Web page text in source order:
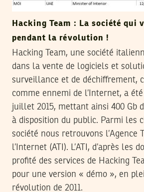
Hacking Team : La société qui
pendant la révolution !
Hacking Team, une société
dans la vente de logiciels et
surveillance et de déchiffrement,
comme ennemi de l’Internet, a
juillet 2015, mettant ainsi 400 Gb
à disposition du public. Parmi les
société nous retrouvons l’Agence
l’Internet (ATI). L’ATI, d’après les
profité des services de Hacking
pour une version « démo », en
révolution de 2011.